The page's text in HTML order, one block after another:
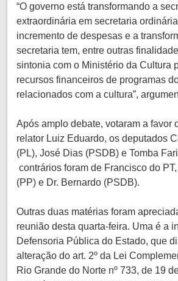
“O governo está transformando a
extraordinária em secretaria
incremento de despesas e a
secretaria tem, entre outras
sintonia com o Ministério da Cultura
recursos financeiros de programas
relacionados com a cultura”,
Após amplo debate, votaram a favor
relator Luiz Eduardo, os deputados
(PL), José Dias (PSDB) e Tomba
contrários foram de Francisco do
(PP) e Dr. Bernardo (PSDB).
Outras duas matérias foram
reunião desta quarta-feira. Uma é a
Defensoria Pública do Estado, que
alteração do art. 2º da Lei
Rio Grande do Norte nº 733, de 19